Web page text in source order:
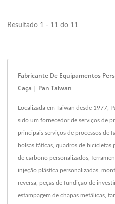
Resultado 1 - 11 do 11
Fabricante De Equipamentos
Caça | Pan Taiwan
Localizada em Taiwan desde 1977,
sido um fornecedor de serviços de
principais serviços de processos de
bolsas táticas, quadros de
de carbono personalizados,
injeção plástica personalizadas,
reversa, peças de fundição de
estampagem de chapas metálicas,